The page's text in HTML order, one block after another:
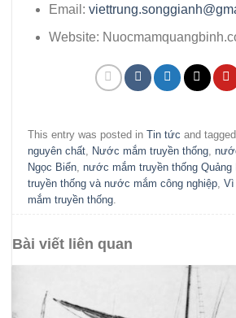
Email :
Website:
This entry was posted inTin tức and
nguyên chất
Nước mắm truyền thống ,
Ngọc Biển ,nước mắm truyền thống Quảng
truyền thống và nước mắm công nghiệp ,Vì
mắm truyền thống
Bài viết liên quan